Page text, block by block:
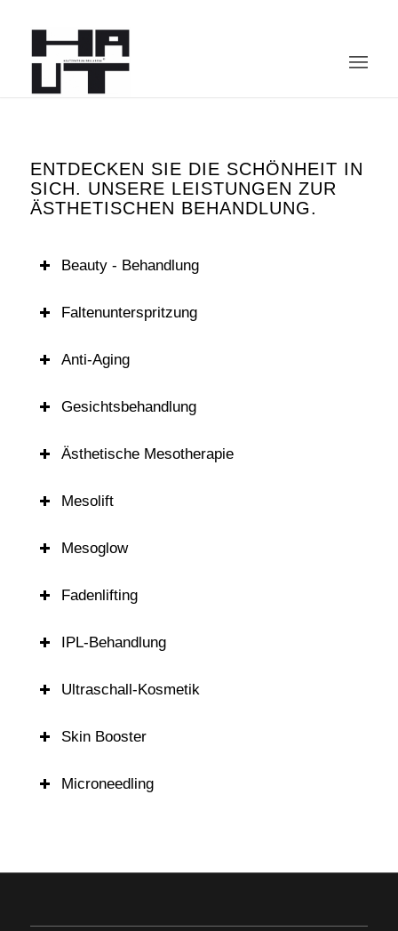
ENTDECKEN SIE DIE SCHÖNHEIT IN
SICH. UNSERE LEISTUNGEN ZUR
ÄSTHETISCHEN BEHANDLUNG.
Beauty - Behandlung
Faltenunterspritzung
Anti-Aging
Gesichtsbehandlung
Ästhetische Mesotherapie
Mesolift
Mesoglow
Fadenlifting
IPL-Behandlung
Ultraschall-Kosmetik
Skin Booster
Microneedling